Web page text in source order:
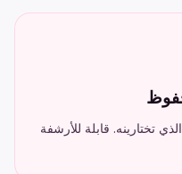
تختارينه. قابلة للأرشفة